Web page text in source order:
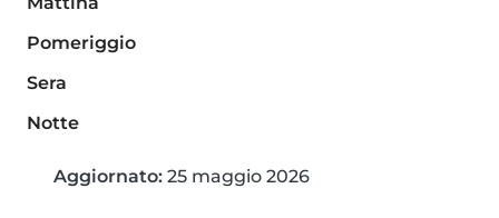
Pomeriggio
Sera
Notte
Aggiornato: 25 maggio 2026